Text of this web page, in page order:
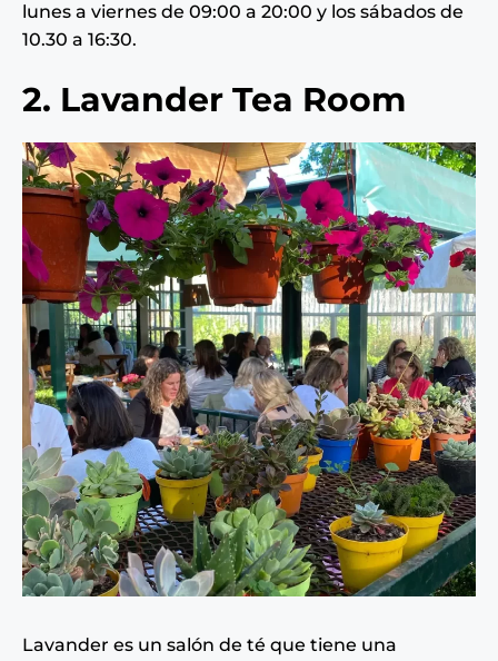
lunes a viernes de 09:00 a 20:00 y los sábados de
10.30 a 16:30.
2. Lavander Tea Room
Lavander es un salón de té que tiene una